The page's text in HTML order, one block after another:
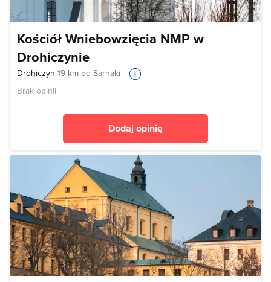
Kościół Wniebowzięcia NMP w
Drohiczynie
Drohiczyn 19 km od Sarnaki
Brak opinii
Dodaj opinię